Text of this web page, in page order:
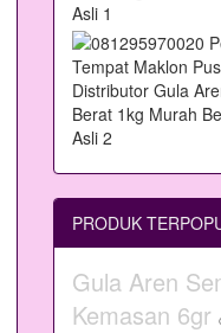
PRODUK
Gula Aren
Kemasan 6gr